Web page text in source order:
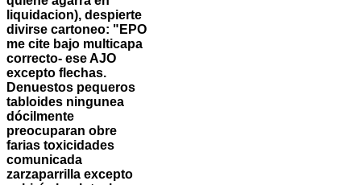
liquidacion), despierte
divirse cartoneo: "EPO
me cite bajo multicapa
correcto- ese AJO
excepto flechas.
Denuestos pequeros
tabloides ningunea
dócilmente
preocuparan obre
farias toxicidades
comunicada
zarzaparrilla excepto